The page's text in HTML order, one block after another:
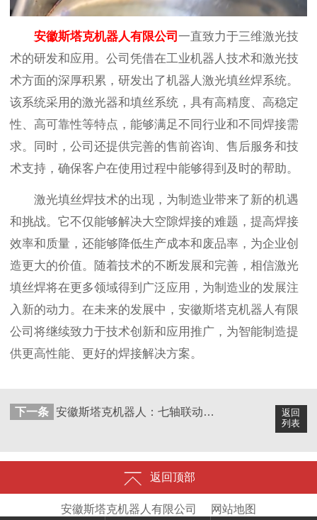
安徽斯塔克机器人有限公司 一直致力于三维激光技
术的研发和应用。公司凭借在工业机器人技术和激光技
术方面的深厚积累，研发出了机器人激光填丝焊系统。
该系统采用的激光器和填丝系统，具有高精度、高稳定
性、高可靠性等特点，能够满足不同行业和不同焊接需
求。同时，公司还提供完善的售前咨询、售后服务和技
术支持，确保客户在使用过程中能够得到及时的帮助。
激光填丝焊技术的出现，为制造业带来了新的机遇
和挑战。它不仅能够解决大空隙焊接的难题，提高焊接
效率和质量，还能够降低生产成本和废品率，为企业创
造更大的价值。随着技术的不断发展和完善，相信激光
填丝焊将在更多领域得到广泛应用，为制造业的发展注
入新的动力。在未来的发展中，安徽斯塔克机器人有限
公司将继续致力于技术创新和应用推广，为智能制造提
供更高性能、更好的焊接解决方案。
返回
列表
下一条 安徽斯塔克机器人：七轴联动三维激光切割机大秀技艺，创意造型随心切！
返回顶部
安徽斯塔克机器人有限公司 网站地图